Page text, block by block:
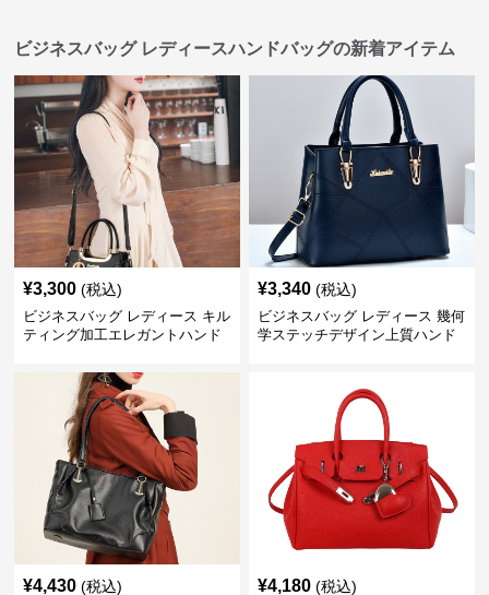
ビジネスバッグ レディースハンドバッグの新着アイテム
¥3,300 (税込)
ビジネスバッグ レディース キル
ティング加工エレガントハンド
¥3,340 (税込)
ビジネスバッグ レディース 幾何
学ステッチデザイン上質ハンド
¥4,430 (税込) ¥4,180 (税込)